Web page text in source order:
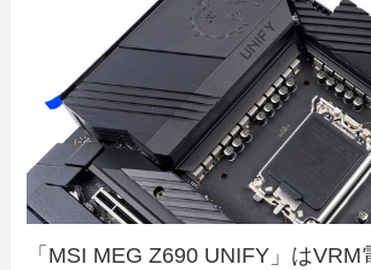
「MSI MEG Z690 UNIFY」はVRM